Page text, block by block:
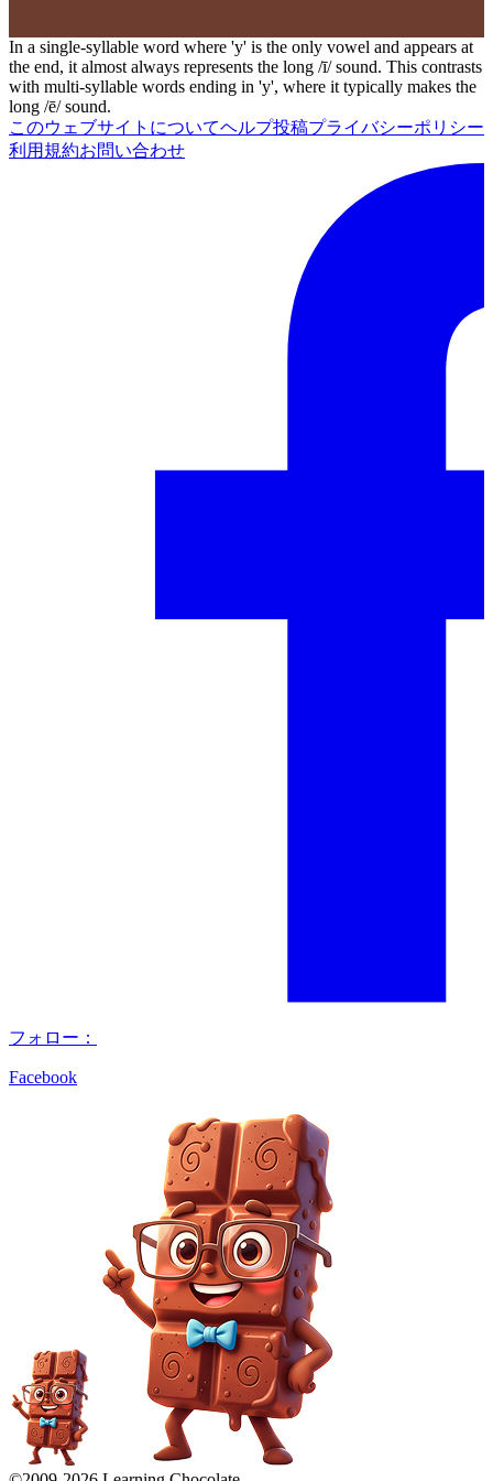
In a single-syllable word where 'y' is the only vowel and appears at
the end, it almost always represents the long /ī/ sound. This contrasts
with multi-syllable words ending in 'y', where it typically makes the
long /ē/ sound.
このウェブサイトについてヘルプ投稿プライバシーポリシー
利用規約お問い合わせ
フォロー：
Facebook